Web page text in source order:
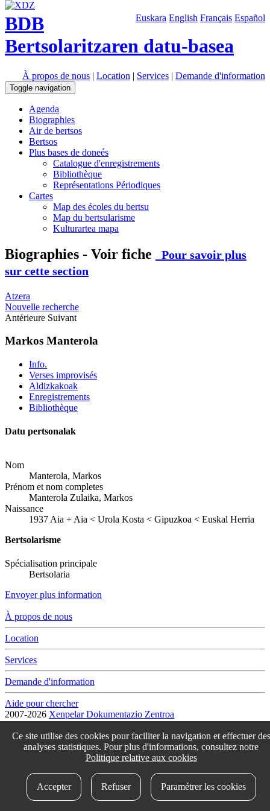
Euskara English Français Español
BDB
Bertsolaritzaren datu-basea
À propos de nous | Location | Services | Demande d'information
Toggle navigation
Agenda
Biographies
Air de bertsos
Bertsos
Plus bases de doneés
Catalogue d'enregistrements
Bibliothèque
Représentations Périodiques
Cartes
Map des écoles du bertsu
Map du bertsularisme
Kulturartea mapa
Biographies - Voir fiche
Pour savoir plus
sur cette section
Atzera
Nouvelle recherche
Antérieure Suivant
Markos Manterola
Info.
Verses improvisés
Aldizkakoak
Enregistrements
Bibliothèque
Datu pertsonalak
Nom
Manterola, Markos
Prénom et nom completes
Manterola Zulaika, Markos
Naissance
1937 Aia + Aia < Urola Kosta < Gipuzkoa < Euskal Herria
Bertsolarisme
Spécialisation principale
Bertsolaria
Envoyer plus information
À propos de nous
Location
Services
Demande d'information
Aide pour chercher
2007-2026 Xenpelar Dokumentazio Zentroa
T. (+34) 943 69 42 77 / F. (+34) 943 69 30 41 / xenpelar [a bildua]
bertsozale.eus /Lege oharra/Pribatutasun politika/Cookie politika
Babesle eta laguntzaileak/Changer les paramétres des cookies
idokum
Ce site utilise des cookies pour faciliter la navigation et effectuer des
analyses statistiques. Pour plus d'informations, consultez notre
Politique relative aux cookies
Accepter Refuser Paramétrer les cookies